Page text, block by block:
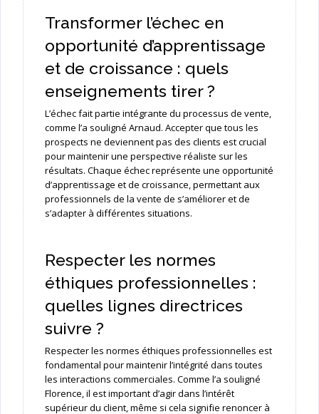
Transformer l’échec en
opportunité d’apprentissage
et de croissance : quels
enseignements tirer ?
L’échec fait partie intégrante du processus de vente,
comme l’a souligné Arnaud. Accepter que tous les
prospects ne deviennent pas des clients est crucial
pour maintenir une perspective réaliste sur les
résultats. Chaque échec représente une opportunité
d’apprentissage et de croissance, permettant aux
professionnels de la vente de s’améliorer et de
s’adapter à différentes situations.
Respecter les normes
éthiques professionnelles :
quelles lignes directrices
suivre ?
Respecter les normes éthiques professionnelles est
fondamental pour maintenir l’intégrité dans toutes
les interactions commerciales. Comme l’a souligné
Florence, il est important d’agir dans l’intérêt
supérieur du client, même si cela signifie renoncer à